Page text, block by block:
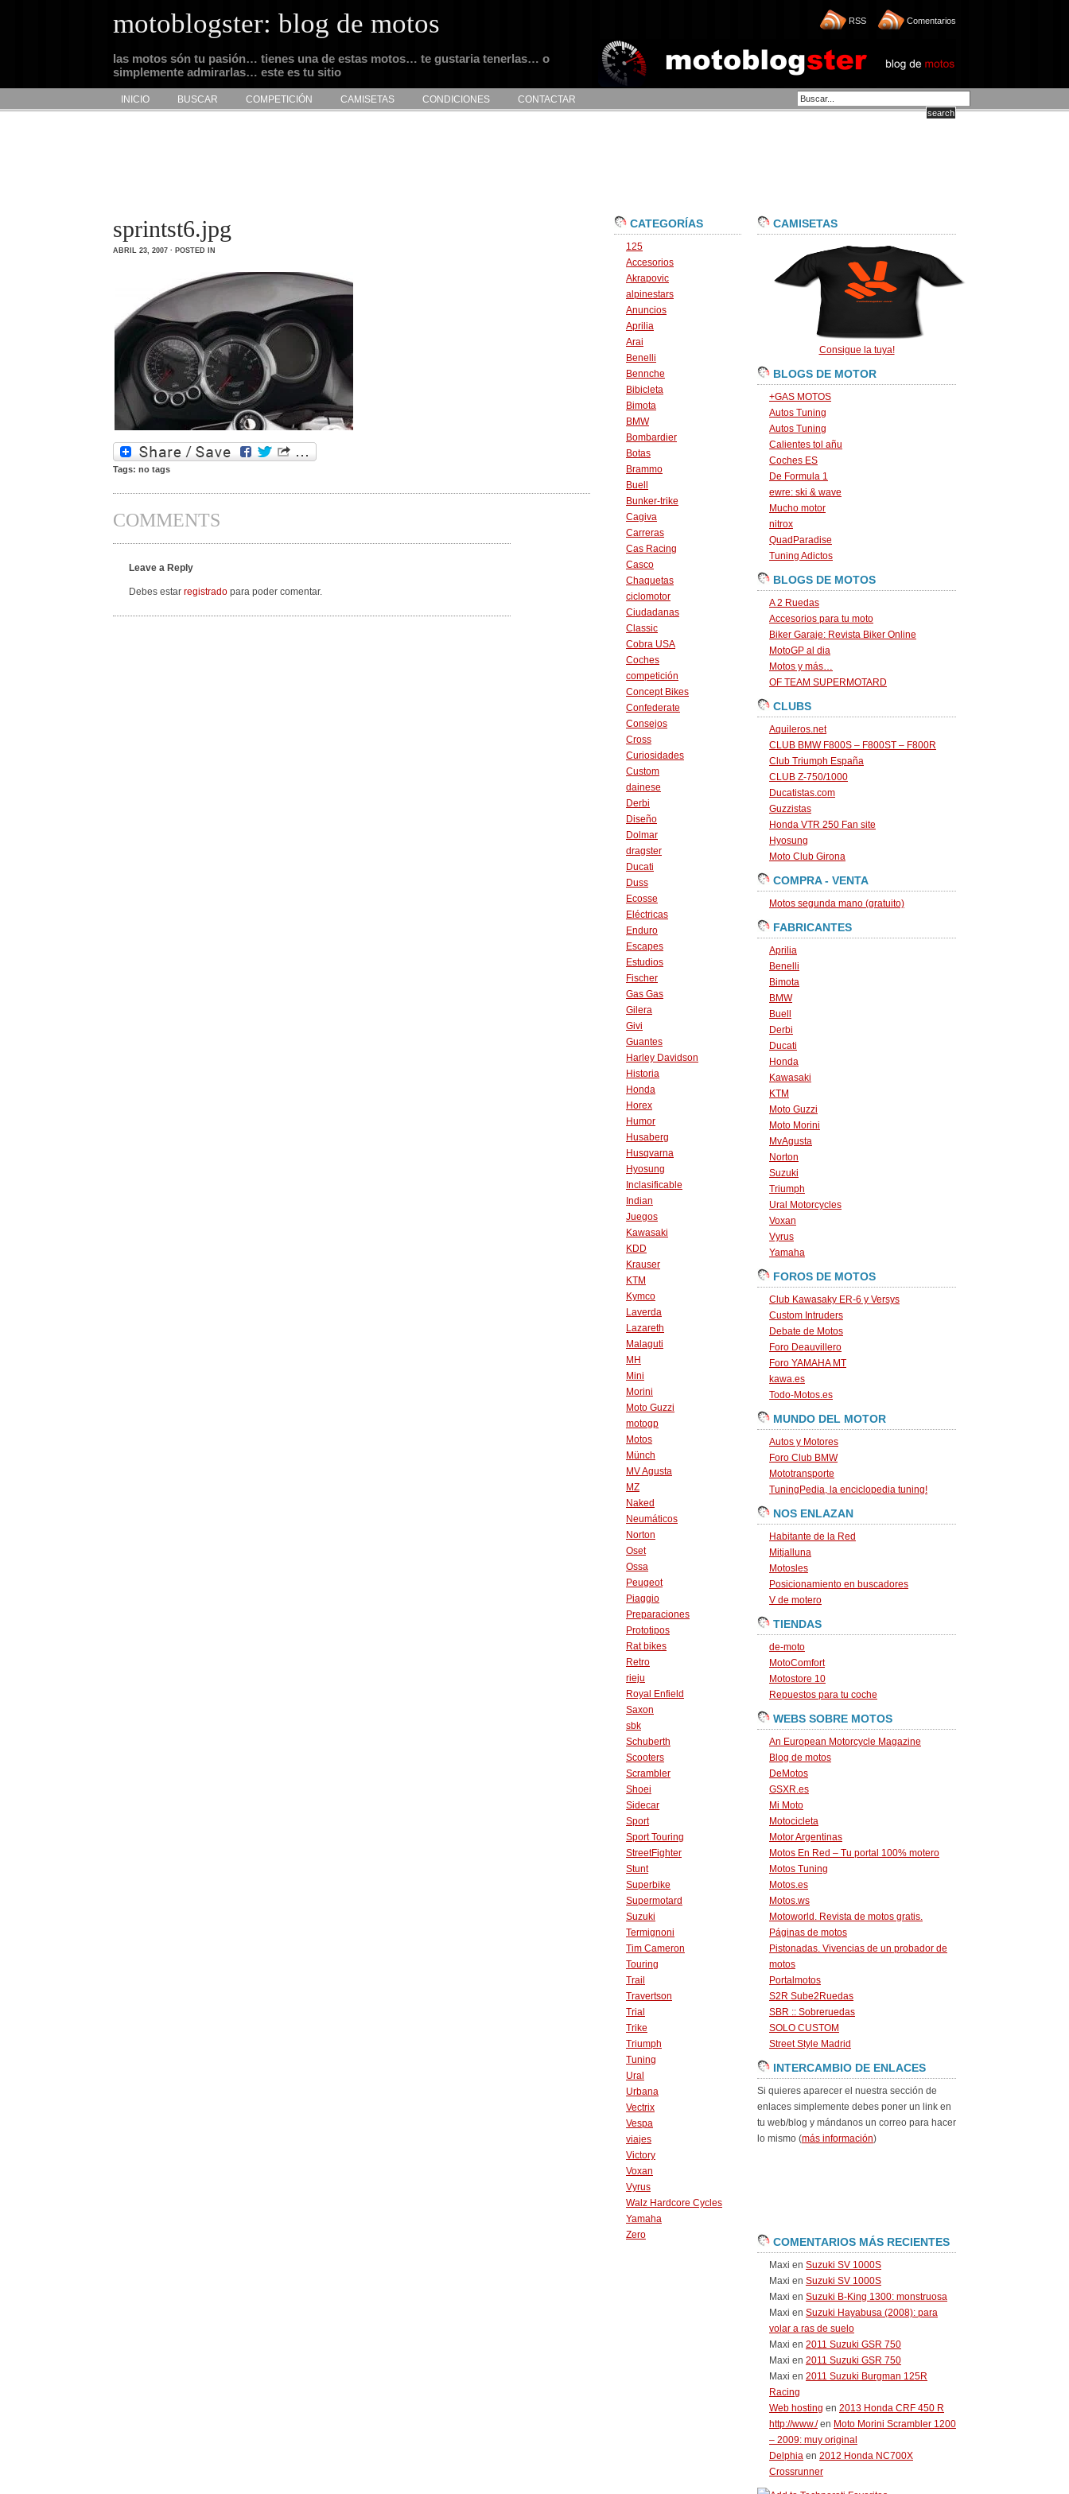
motoblogster: blog de motos
las motos són tu pasión… tienes una de estas motos… te gustaria tenerlas… o
simplemente admirarlas… este es tu sitio
RSS Comentarios
INICIO BUSCAR COMPETICIÓN CAMISETAS CONDICIONES CONTACTAR
sprintst6.jpg
ABRIL 23, 2007 · POSTED IN
Tags: no tags
COMMENTS
Leave a Reply
Debes estar registrado para poder comentar.
CATEGORÍAS
125
Accesorios
Akrapovic
alpinestars
Anuncios
Aprilia
Arai
Benelli
Bennche
Bibicleta
Bimota
BMW
Bombardier
Botas
Brammo
Buell
Bunker-trike
Cagiva
Carreras
Cas Racing
Casco
Chaquetas
ciclomotor
Ciudadanas
Classic
Cobra USA
Coches
competición
Concept Bikes
Confederate
Consejos
Cross
Curiosidades
Custom
dainese
Derbi
Diseño
Dolmar
dragster
Ducati
Duss
Ecosse
Eléctricas
Enduro
Escapes
Estudios
Fischer
Gas Gas
Gilera
Givi
Guantes
Harley Davidson
Historia
Honda
Horex
Humor
Husaberg
Husqvarna
Hyosung
Inclasificable
Indian
Juegos
Kawasaki
KDD
Krauser
KTM
Kymco
Laverda
Lazareth
Malaguti
MH
Mini
Morini
Moto Guzzi
motogp
Motos
Münch
MV Agusta
MZ
Naked
Neumáticos
Norton
Oset
Ossa
Peugeot
Piaggio
Preparaciones
Prototipos
Rat bikes
Retro
rieju
Royal Enfield
Saxon
sbk
Schuberth
Scooters
Scrambler
Shoei
Sidecar
Sport
Sport Touring
StreetFighter
Stunt
Superbike
Supermotard
Suzuki
Termignoni
Tim Cameron
Touring
Trail
Travertson
Trial
Trike
Triumph
Tuning
Ural
Urbana
Vectrix
Vespa
viajes
Victory
Voxan
Vyrus
Walz Hardcore Cycles
Yamaha
Zero
CAMISETAS
Consigue la tuya!
BLOGS DE MOTOR
+GAS MOTOS
Autos Tuning
Autos Tuning
Calientes tol añu
Coches ES
De Formula 1
ewre: ski & wave
Mucho motor
nitrox
QuadParadise
Tuning Adictos
BLOGS DE MOTOS
A 2 Ruedas
Accesorios para tu moto
Biker Garaje: Revista Biker Online
MotoGP al dia
Motos y más…
OF TEAM SUPERMOTARD
CLUBS
Aquileros.net
CLUB BMW F800S – F800ST – F800R
Club Triumph España
CLUB Z-750/1000
Ducatistas.com
Guzzistas
Honda VTR 250 Fan site
Hyosung
Moto Club Girona
COMPRA - VENTA
Motos segunda mano (gratuito)
FABRICANTES
Aprilia
Benelli
Bimota
BMW
Buell
Derbi
Ducati
Honda
Kawasaki
KTM
Moto Guzzi
Moto Morini
MvAgusta
Norton
Suzuki
Triumph
Ural Motorcycles
Voxan
Vyrus
Yamaha
FOROS DE MOTOS
Club Kawasaky ER-6 y Versys
Custom Intruders
Debate de Motos
Foro Deauvillero
Foro YAMAHA MT
kawa.es
Todo-Motos.es
MUNDO DEL MOTOR
Autos y Motores
Foro Club BMW
Mototransporte
TuningPedia, la enciclopedia tuning!
NOS ENLAZAN
Habitante de la Red
Mitjalluna
Motosles
Posicionamiento en buscadores
V de motero
TIENDAS
de-moto
MotoComfort
Motostore 10
Repuestos para tu coche
WEBS SOBRE MOTOS
An European Motorcycle Magazine
Blog de motos
DeMotos
GSXR.es
Mi Moto
Motocicleta
Motor Argentinas
Motos En Red – Tu portal 100% motero
Motos Tuning
Motos.es
Motos.ws
Motoworld. Revista de motos gratis.
Páginas de motos
Pistonadas. Vivencias de un probador de
motos
Portalmotos
S2R Sube2Ruedas
SBR :: Sobreruedas
SOLO CUSTOM
Street Style Madrid
INTERCAMBIO DE ENLACES
Si quieres aparecer el nuestra sección de
enlaces simplemente debes poner un link en
tu web/blog y mándanos un correo para hacer
lo mismo (más información)
COMENTARIOS MÁS RECIENTES
Maxi en Suzuki SV 1000S
Maxi en Suzuki SV 1000S
Maxi en Suzuki B-King 1300: monstruosa
Maxi en Suzuki Hayabusa (2008): para
volar a ras de suelo
Maxi en 2011 Suzuki GSR 750
Maxi en 2011 Suzuki GSR 750
Maxi en 2011 Suzuki Burgman 125R
Racing
Web hosting en 2013 Honda CRF 450 R
http://www./en Moto Morini Scrambler 1200
– 2009: muy original
Delphia en 2012 Honda NC700X
Crossrunner